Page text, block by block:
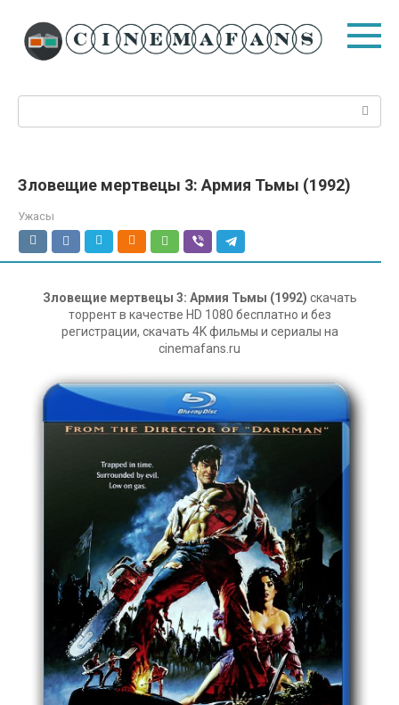
контенту
Зловещие мертвецы 3: Армия Тьмы (1992)
Ужасы
Зловещие мертвецы 3: Армия Тьмы (1992) скачать
торрент в качестве HD 1080 бесплатно и без
регистрации, скачать 4K фильмы и сериалы на
cinemafans.ru